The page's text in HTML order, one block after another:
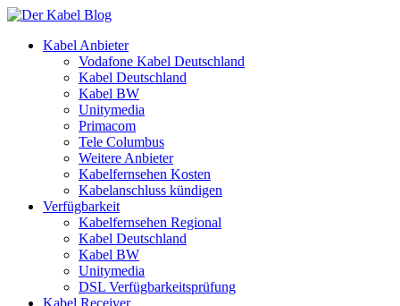
Kabel Anbieter
Vodafone Kabel Deutschland
Kabel Deutschland
Kabel BW
Unitymedia
Primacom
Tele Columbus
Weitere Anbieter
Kabelfernsehen Kosten
Kabelanschluss kündigen
Verfügbarkeit
Kabelfernsehen Regional
Kabel Deutschland
Kabel BW
Unitymedia
DSL Verfügbarkeitsprüfung
Kabel Receiver